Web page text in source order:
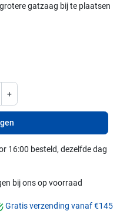
gatzaag bij te plaatsen
+
16:00 besteld, dezelfde dag
bij ons op voorraad
Gratis verzending vanaf €145